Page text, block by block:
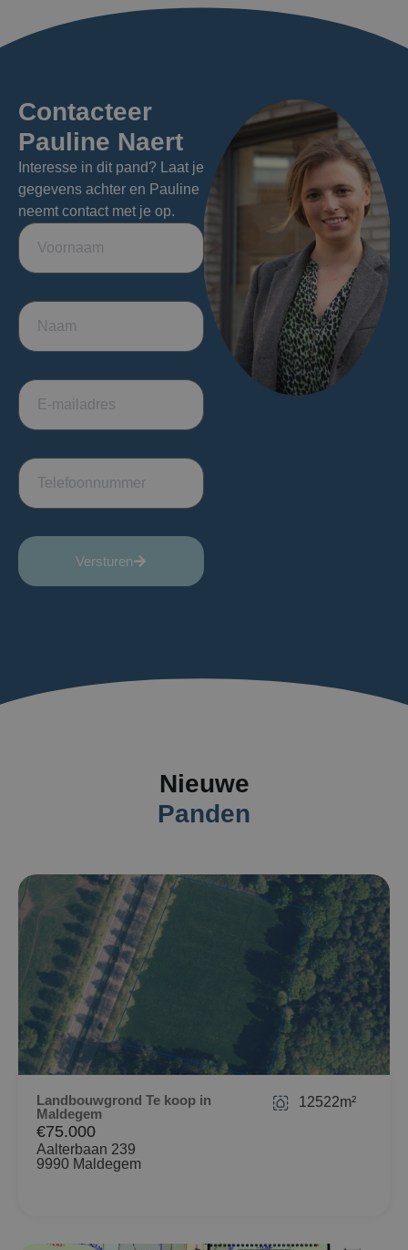
Contacteer
Pauline Naert
Interesse in dit pand? Laat je
gegevens achter en Pauline
neemt contact met je op.
Versturen
Nieuwe
Panden
Landbouwgrond Te koop in
Maldegem
€75.000
Aalterbaan 239
9990 Maldegem
12522m²